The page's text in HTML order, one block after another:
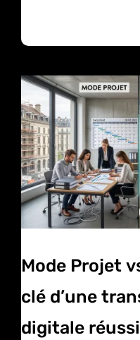
Mode Projet
clé d’une
digitale